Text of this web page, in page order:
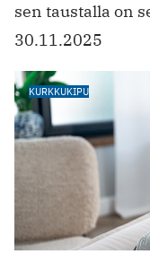
sen taustalla on
30.11.2025
KURKKUKIPU